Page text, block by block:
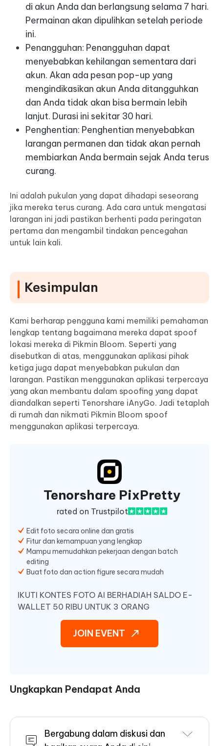
di akun Anda dan berlangsung selama 7 hari.
Permainan akan dipulihkan setelah periode
ini.
Penangguhan: Penangguhan dapat
menyebabkan kehilangan sementara dari
akun. Akan ada pesan pop-up yang
mengindikasikan akun Anda ditangguhkan
dan Anda tidak akan bisa bermain lebih
lanjut. Durasi ini sekitar 30 hari.
Penghentian: Penghentian menyebabkan
larangan permanen dan tidak akan pernah
membiarkan Anda bermain sejak Anda terus
curang.
Ini adalah pukulan yang dapat dihadapi seseorang
jika mereka terus curang. Ada cara untuk mengatasi
larangan ini jadi pastikan berhenti pada peringatan
pertama dan mengambil tindakan pencegahan
untuk lain kali.
Kesimpulan
Kami berharap pengguna kami memiliki pemahaman
lengkap tentang bagaimana mereka dapat spoof
lokasi mereka di Pikmin Bloom. Seperti yang
disebutkan di atas, menggunakan aplikasi pihak
ketiga juga dapat menyebabkan pukulan dan
larangan. Pastikan menggunakan aplikasi terpercaya
yang akan membantu dalam spoofing yang dapat
diandalkan seperti Tenorshare iAnyGo. Jadi tetaplah
di rumah dan nikmati Pikmin Bloom spoof
menggunakan aplikasi terpercaya.
Tenorshare PixPretty
rated on Trustpilot
Edit foto secara online dan gratis
Fitur dan kemampuan yang lengkap
Mampu memudahkan pekerjaan dengan batch
editing
Buat foto dan action figure secara mudah
IKUTI KONTES FOTO AI BERHADIAH SALDO E-
WALLET 50 RIBU UNTUK 3 ORANG
JOIN EVENT
Ungkapkan Pendapat Anda
Bergabung dalam diskusi dan